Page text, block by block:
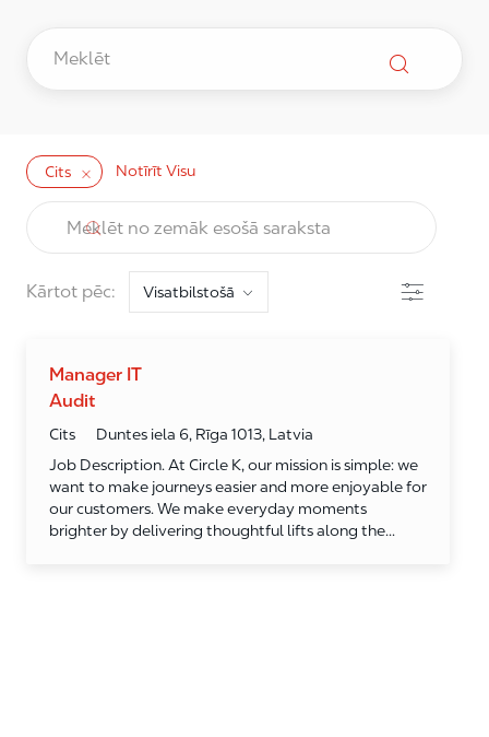
Cits Notīrīt Visu
the results are updated
Meklēt no zemāk esošā saraksta
Kārtot pēc: Filtrs
Manager IT
Audit
Kategorija
Cits
Duntes iela 6, Rīga 1013, Latvia
Job Description. At Circle K, our mission is simple: we
want to make journeys easier and more enjoyable for
our customers. We make everyday moments
brighter by delivering thoughtful lifts along the...